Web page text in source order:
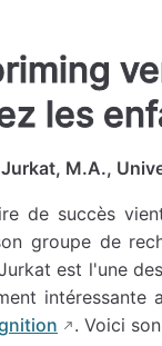
les
M.A.,
de succès
groupe de
est l'une
. Voici